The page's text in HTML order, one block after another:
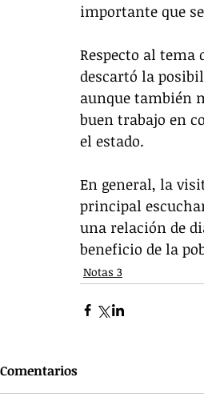
importante que
Respecto al
descartó la
aunque también
buen trabajo en
el estado.
En general, la
principal
una relación de
beneficio de la
Notas 3
Comentarios